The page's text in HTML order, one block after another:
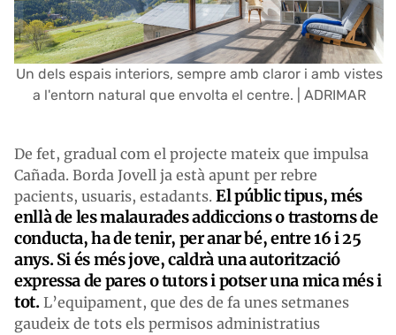
Un dels espais interiors, sempre amb claror i amb vistes
a l'entorn natural que envolta el centre. | ADRIMAR
De fet, gradual com el projecte mateix que impulsa
Cañada. Borda Jovell ja està apunt per rebre
pacients, usuaris, estadants. El públic tipus, més
enllà de les malaurades addiccions o trastorns de
conducta, ha de tenir, per anar bé, entre 16 i 25
anys. Si és més jove, caldrà una autorització
expressa de pares o tutors i potser una mica més i
tot.L’equipament, que des de fa unes setmanes
gaudeix de tots els permisos administratius